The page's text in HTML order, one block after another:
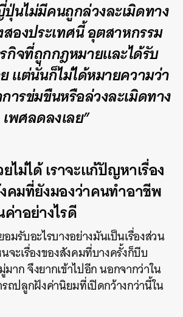
นไม่มีคนถูกล่วงละเมิดทาง
สองประเทศนี้ อุตสาหกรรม
กิจที่ถูกกฎหมายและได้รับ
แต่นั่นก็ไม่ได้หมายความว่า
ารข่มขืนหรือล่วงละเมิดทาง
เพศลดลงเลย”
ไม่ได้ เราจะแก้ปัญหาเรื่อง
มที่ยังมองว่าคนทำอาชีพ
าอย่างไรดี
มรับอะไรบางอย่างมันเป็นเรื่องส่วน
จะเรื่องของสังคมที่บางครั้งก็บีบ
าก จึงยากเข้าไปอีก นอกจากว่าใน
ถปลูกฝังค่านิยมที่เปิดกว้างกว่านี้ใน